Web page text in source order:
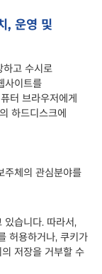
, 운영 및
하고 수시로
사이트를
터 브라우저에게
하드디스크에
주체의 관심분야를
있습니다. 따라서,
허용하거나, 쿠키가
저장을 거부할 수